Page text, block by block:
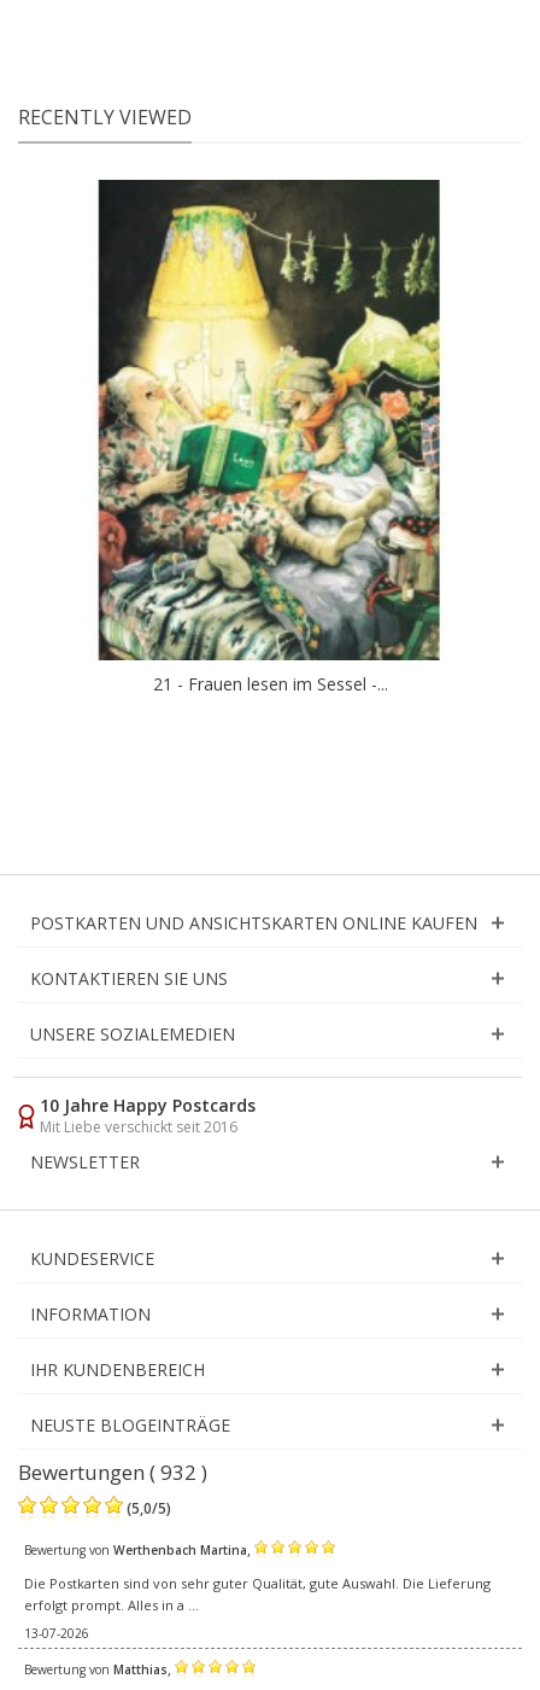
RECENTLY VIEWED
21 - Frauen lesen im Sessel -...
POSTKARTEN UND ANSICHTSKARTEN ONLINE KAUFEN
KONTAKTIEREN SIE UNS
UNSERE SOZIALEMEDIEN
10 Jahre Happy Postcards
Mit Liebe verschickt seit 2016
NEWSLETTER
KUNDESERVICE
INFORMATION
IHR KUNDENBEREICH
NEUSTE BLOGEINTRÄGE
Bewertungen ( 932 )
(5,0/5)
Bewertung von Werthenbach Martina,
Die Postkarten sind von sehr guter Qualität, gute Auswahl. Die Lieferung
erfolgt prompt. Alles in a ...
13-07-2026
Bewertung von Matthias,